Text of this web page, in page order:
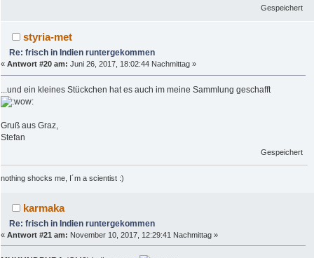
Gespeichert
styria-met
Re: frisch in Indien runtergekommen
« Antwort #20 am: Juni 26, 2017, 18:02:44 Nachmittag »
...und ein kleines Stückchen hat es auch im meine Sammlung geschafft
Gruß aus Graz,
Stefan
Gespeichert
nothing shocks me, I´m a scientist :)
karmaka
Re: frisch in Indien runtergekommen
« Antwort #21 am: November 10, 2017, 12:29:41 Nachmittag »